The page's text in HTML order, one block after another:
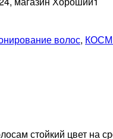
волос,
стойкий цвет на